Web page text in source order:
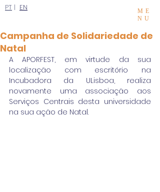
PT | EN
ME
NU
Campanha de Solidariedade de
Natal
A APORFEST, em virtude da sua
localização com escritório na
Incubadora da ULisboa, realiza
novamente uma associação aos
Serviços Centrais desta universidade
na sua ação de Natal.